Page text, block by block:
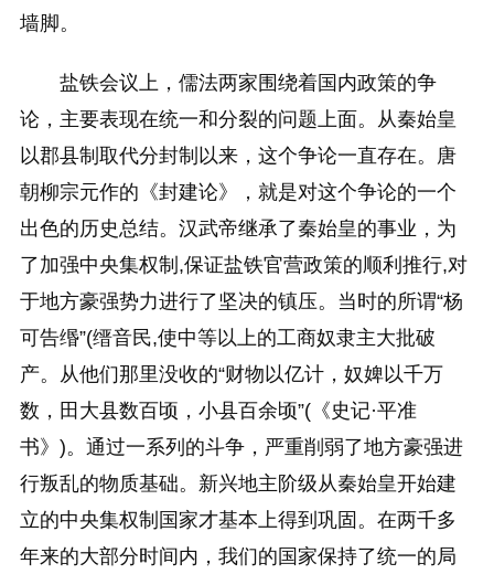
墙脚。
盐铁会议上，儒法两家围绕着国内政策的争
论，主要表现在统一和分裂的问题上面。从秦始皇
以郡县制取代分封制以来，这个争论一直存在。唐
朝柳宗元作的《封建论》，就是对这个争论的一个
出色的历史总结。汉武帝继承了秦始皇的事业，为
了加强中央集权制,保证盐铁官营政策的顺利推行,对
于地方豪强势力进行了坚决的镇压。当时的所谓“杨
可告缗”(缙音民,使中等以上的工商奴隶主大批破
产。从他们那里没收的“财物以亿计，奴婢以千万
数，田大县数百顷，小县百余顷”(《史记·平准
书》)。通过一系列的斗争，严重削弱了地方豪强进
行叛乱的物质基础。新兴地主阶级从秦始皇开始建
立的中央集权制国家才基本上得到巩固。在两千多
年来的大部分时间内，我们的国家保持了统一的局